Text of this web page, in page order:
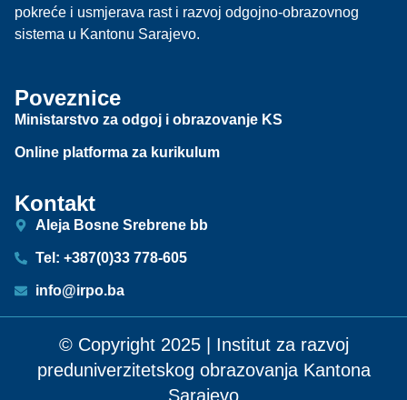
pokreće i usmjerava rast i razvoj odgojno-obrazovnog
sistema u Kantonu Sarajevo.
Poveznice
Ministarstvo za odgoj i obrazovanje KS
Online platforma za kurikulum
Kontakt
Aleja Bosne Srebrene bb
Tel: +387(0)33 778-605
info@irpo.ba
© Copyright 2025 | Institut za razvoj
preduniverzitetskog obrazovanja Kantona
Sarajevo